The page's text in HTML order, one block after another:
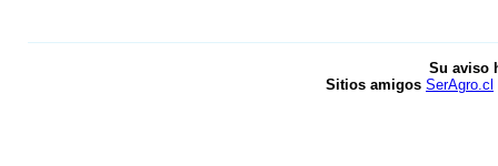
Su aviso
Sitios amigos SerAgro.cl